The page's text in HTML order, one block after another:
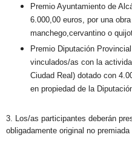
Premio Ayuntamiento de
6.000,00 euros, por una
manchego,cervantino o
Premio Diputación
vinculados/as con la
Ciudad Real) dotado con
en propiedad de la
3. Los/as participantes deberán
obligadamente original no